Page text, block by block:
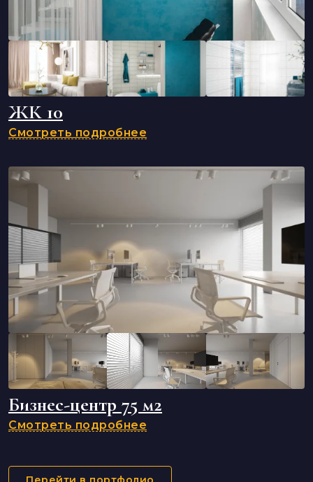
ЖК 10
Смотреть подробнее
Бизнес-центр 75 м2
Смотреть подробнее